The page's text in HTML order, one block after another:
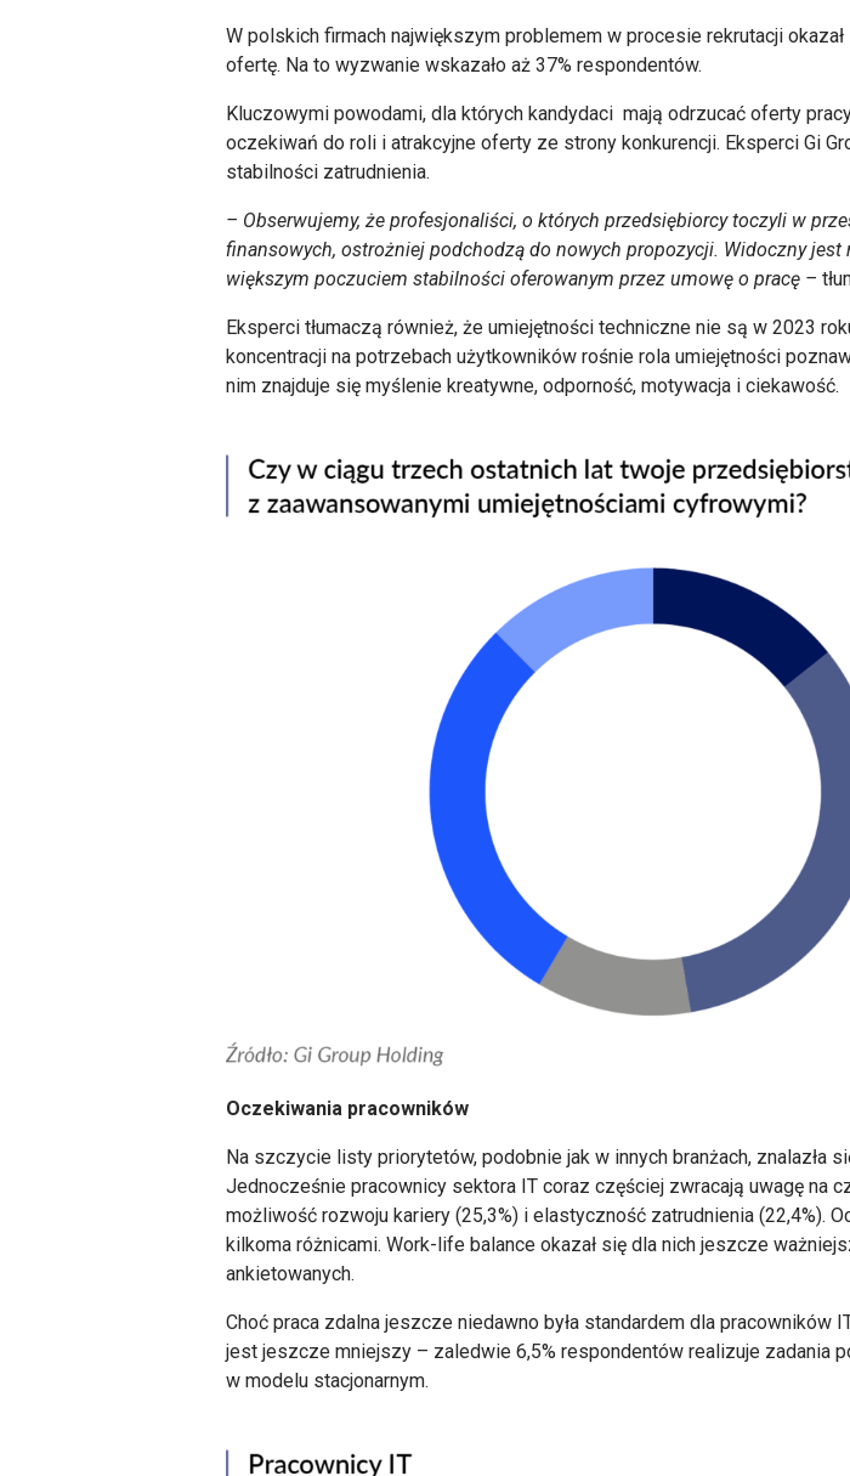
W polskich firmach największym problemem w procesie rekrutacji
ofertę. Na to wyzwanie wskazało aż 37% respondentów.
Kluczowymi powodami, dla których kandydaci mają odrzucać oferty
oczekiwań do roli i atrakcyjne oferty ze strony konkurencji. Eksperci Gi
stabilności zatrudnienia.
– Obserwujemy, że profesjonaliści, o których przedsiębiorcy toczyli w
finansowych, ostrożniej podchodzą do nowych propozycji. Widoczny jest
większym poczuciem stabilności oferowanym przez umowę o pracę –
Eksperci tłumaczą również, że umiejętności techniczne nie są w 2023
koncentracji na potrzebach użytkowników rośnie rola umiejętności
nim znajduje się myślenie kreatywne, odporność, motywacja i ciekawość.
Oczekiwania pracowników
Na szczycie listy priorytetów, podobnie jak w innych branżach, znalazła
Jednocześnie pracownicy sektora IT coraz częściej zwracają uwagę na
możliwość rozwoju kariery (25,3%) i elastyczność zatrudnienia (22,4%).
kilkoma różnicami. Work-life balance okazał się dla nich jeszcze
ankietowanych.
Choć praca zdalna jeszcze niedawno była standardem dla
jest jeszcze mniejszy – zaledwie 6,5% respondentów realizuje zadania
w modelu stacjonarnym.